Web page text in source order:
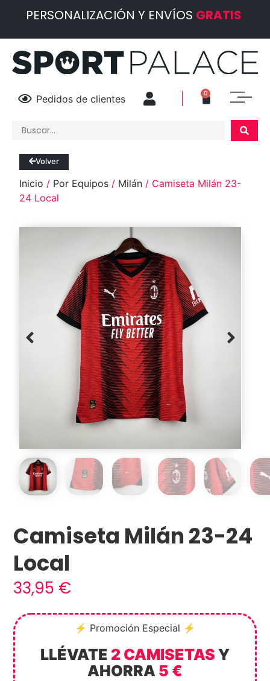
PERSONALIZACIÓN Y ENVÍOS GRATIS
Pedidos de clientes 0
Camiseta Milán 23-24
Local
33,95 €
⚡ Promoción Especial ⚡
LLÉVATE 2 CAMISETAS Y
AHORRA 5 €
Volver
Inicio / Por Equipos / Milán / Camiseta Milán 23-
24 Local